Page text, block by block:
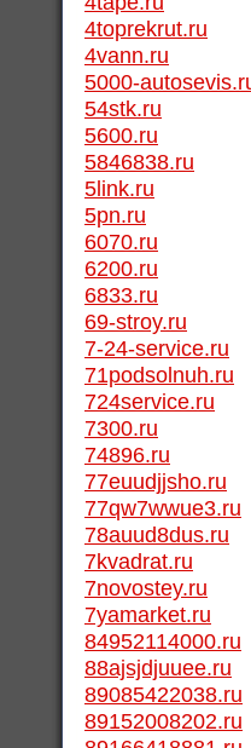
4toprekrut.ru
4vann.ru
5000-
54stk.ru
5600.ru
5846838.ru
5link.ru
5pn.ru
6070.ru
6200.ru
6833.ru
69-stroy.ru
7-24-service.ru
71podsolnuh.ru
724service.ru
7300.ru
74896.ru
77euudjjsho.ru
77qw7wwue3.ru
78auud8dus.ru
7kvadrat.ru
7novostey.ru
7yamarket.ru
84952114000.ru
88ajsjdjuuee.ru
89085422038.ru
89152008202.ru